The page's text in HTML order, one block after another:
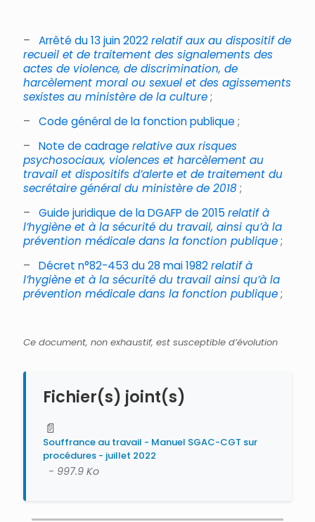
– Arrêté du 13 juin 2022relatif aux au dispositif de
recueil et de traitement des signalements des
actes de violence, de discrimination, de
harcèlement moral ou sexuel et des agissements
sexistesau ministère de la culture;
– Code général de la fonction publique ;
– Note de cadrage relative aux risques
psychosociaux, violences et harcèlement au
travail et dispositifs d’alerte et de traitement du
secrétaire général du ministère de 2018;
– Guide juridique de la DGAFP de 2015 relatif à
l’hygiène et à la sécurité du travail, ainsi qu’à la
prévention médicale dans la fonction publique;
– Décret n°82-453 du 28 mai 1982relatif à
l’hygiène et à la sécurité du travail ainsi qu’à la
prévention médicale dans la fonction publique;
Ce document, non exhaustif, est susceptible d’évolution
Fichier(s) joint(s)
📄
Souffrance au travail - Manuel SGAC-CGT sur
procédures - juillet 2022
- 997.9 Ko